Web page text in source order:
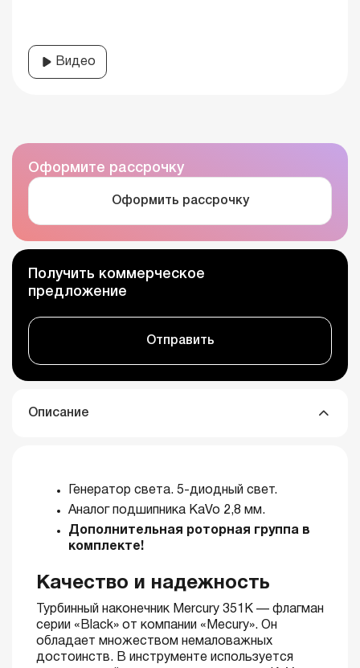
Видео
Оформите рассрочку
Оформить рассрочку
Получить коммерческое
предложение
Отправить
Описание
Генератор света. 5-диодный свет.
Аналог подшипника KaVo 2,8 мм.
Дополнительная роторная группа в
комплекте!
Качество и надежность
Турбинный наконечник Mercury 351K — флагман
серии «Black» от компании «Mecury». Он
обладает множеством немаловажных
достоинств. В инструменте используется